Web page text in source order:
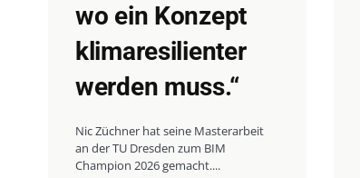
wo ein Konzept
klimaresilienter
werden muss.“
Nic Züchner hat seine Masterarbeit
an der TU Dresden zum BIM
Champion 2026 gemacht....